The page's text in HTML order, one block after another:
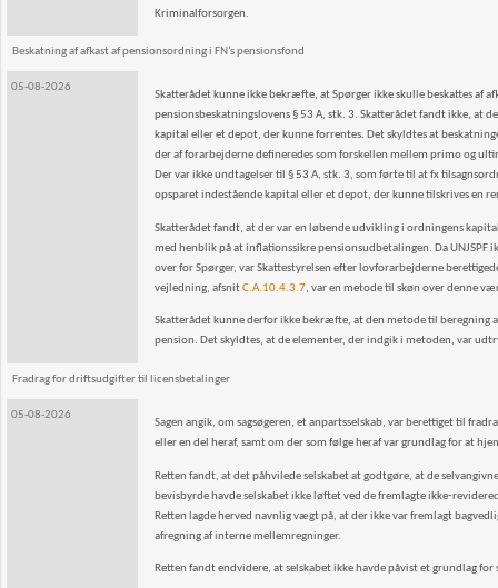
Kriminalforsorgen.
Beskatning af afkast af pensionsordning i FN’s pensionsfond
05-08-2026
Skatterådet kunne ikke bekræfte, at Spørger ikke skulle beskattes af
pensionsbeskatningslovens § 53 A, stk. 3. Skatterådet fandt ikke, at
kapital eller et depot, der kunne forrentes. Det skyldtes at
der af forarbejderne defineredes som forskellen mellem primo og
Der var ikke undtagelser til § 53 A, stk. 3, som førte til at fx
opsparet indestående kapital eller et depot, der kunne tilskrives en
Skatterådet fandt, at der var en løbende udvikling i ordningens
med henblik på at inflationssikre pensionsudbetalingen. Da
over for Spørger, var Skattestyrelsen efter lovforarbejderne
vejledning, afsnitC.A.10.4.3.7, var en metode til skøn over denne
Skatterådet kunne derfor ikke bekræfte, at den metode til beregning
pension. Det skyldtes, at de elementer, der indgik i metoden, var
Fradrag for driftsudgifter til licensbetalinger
05-08-2026
Sagen angik, om sagsøgeren, et anpartsselskab, var berettiget til
eller en del heraf, samt om der som følge heraf var grundlag for at
Retten fandt, at det påhvilede selskabet at godtgøre, at de
bevisbyrde havde selskabet ikke løftet ved de fremlagte
Retten lagde herved navnlig vægt på, at der ikke var fremlagt
afregning af interne mellemregninger.
Retten fandt endvidere, at selskabet ikke havde påvist et grundlag